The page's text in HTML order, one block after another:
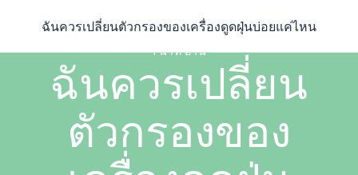
ฉันควรเปลี่ยนตัวกรองของเครื่องดูดฝุ่นบ่อยแค่ไหน
1 นาที อ่าน
ฉันควรเปลี่ยน
ตัวกรองของ
ฉันควรเปลี่ยนตัวกรองของเครื่องดูดฝุ่นบ่อยแค่ไหน